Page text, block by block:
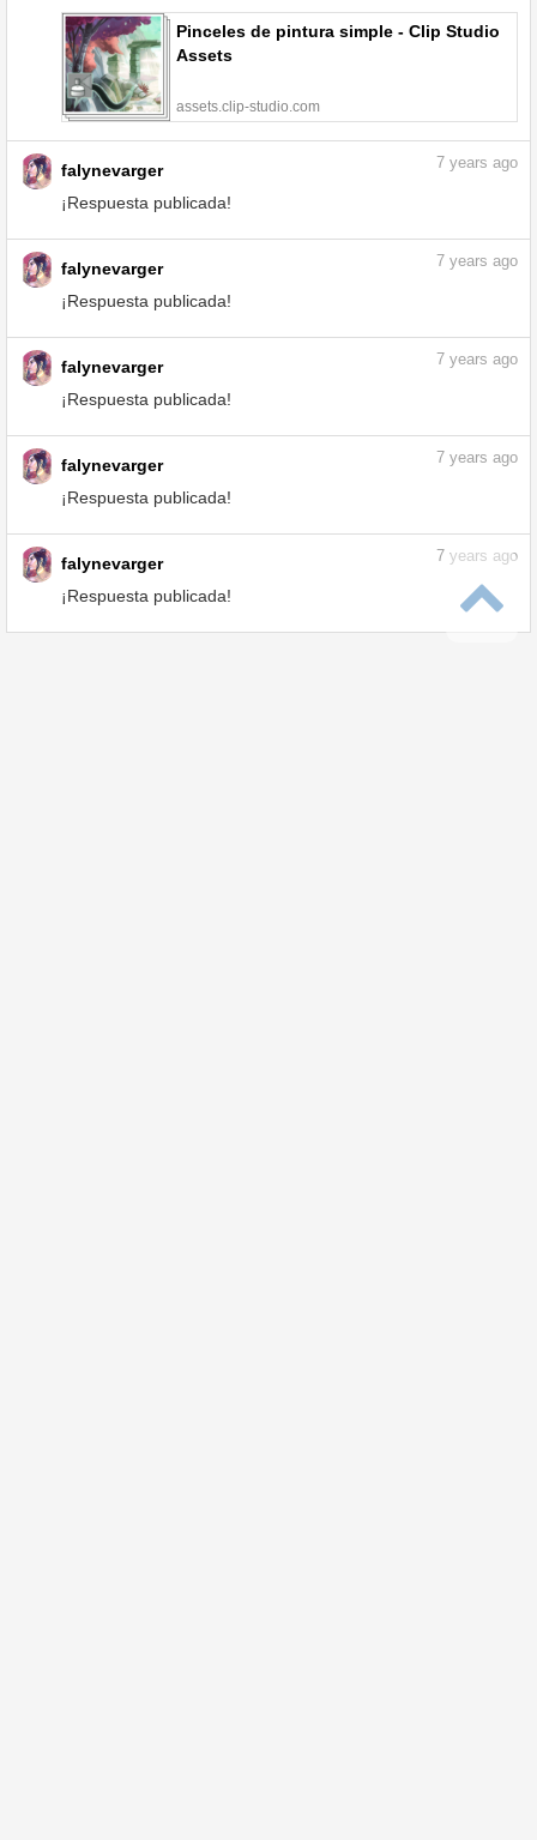
Pinceles de pintura simple - Clip Studio
Assets
assets.clip-studio.com
falynevarger
¡Respuesta publicada!
7 years ago
falynevarger
¡Respuesta publicada!
7 years ago
falynevarger
¡Respuesta publicada!
7 years ago
Relleno Cubo está destrozando lineart -